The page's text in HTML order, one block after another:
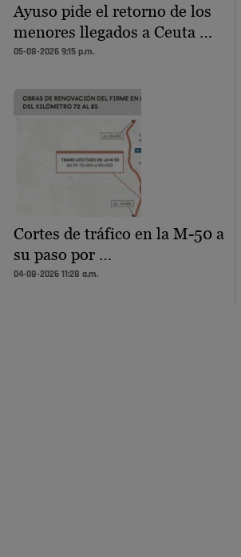
Ayuso pide el retorno de los
menores llegados a Ceuta …
05-08-2026 9:15 p.m.
Cortes de tráfico en la M-50 a
su paso por …
04-08-2026 11:28 a.m.